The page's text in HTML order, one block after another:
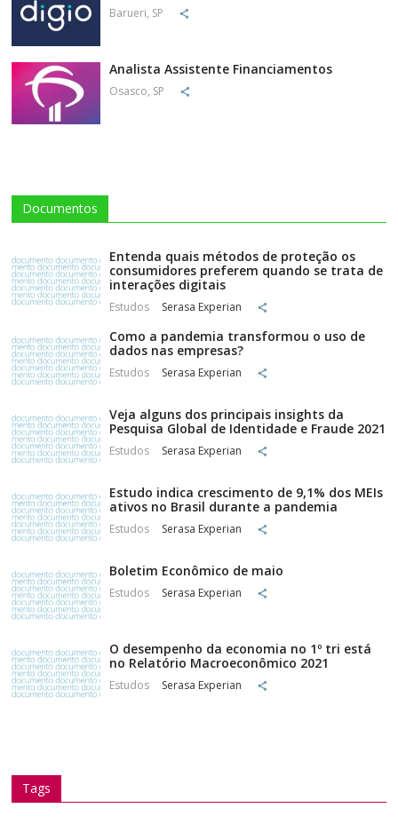
Barueri, SP
Analista Assistente Financiamentos
Osasco, SP
Documentos
Entenda quais métodos de proteção os
consumidores preferem quando se trata de
interações digitais
Estudos Serasa Experian
Como a pandemia transformou o uso de
dados nas empresas?
Estudos Serasa Experian
Veja alguns dos principais insights da
Pesquisa Global de Identidade e Fraude 2021
Estudos Serasa Experian
Estudo indica crescimento de 9,1% dos MEIs
ativos no Brasil durante a pandemia
Estudos Serasa Experian
Boletim Econômico de maio
Estudos Serasa Experian
O desempenho da economia no 1º tri está
no Relatório Macroeconômico 2021
Estudos Serasa Experian
Tags